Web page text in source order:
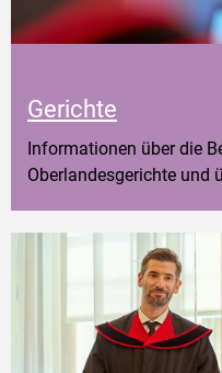
Gerichte
Informationen über die
Oberlandesgerichte und